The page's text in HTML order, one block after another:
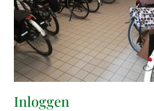
Inloggen